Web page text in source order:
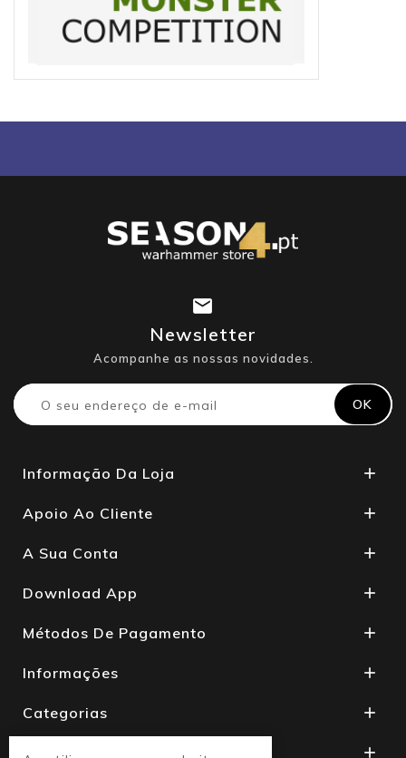
Newsletter
Acompanhe as nossas novidades.
Informação Da Loja 
Apoio Ao Cliente 
A Sua Conta 
Download App 
Métodos De Pagamento 
Informações 
Categorias 
Produtos 